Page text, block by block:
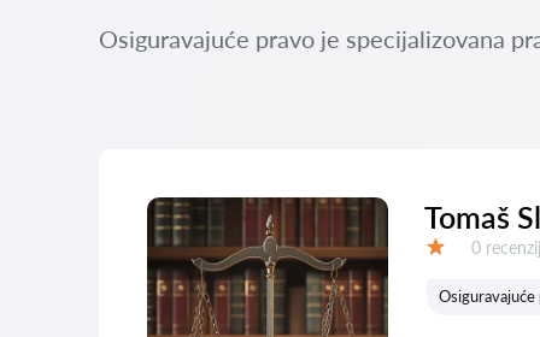
Osiguravajuće pravo je specijalizovana
Tomaš
0
Osiguravajuće